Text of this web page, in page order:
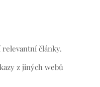
články.
z jiných webů